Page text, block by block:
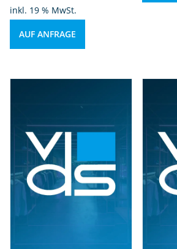
inkl. 19 % MwSt.
AUF ANFRAGE